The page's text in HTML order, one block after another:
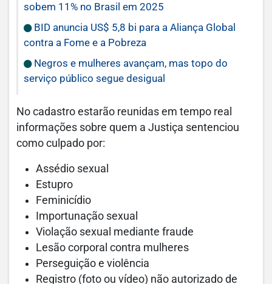
sobem 11% no Brasil em 2025
BID anuncia US$ 5,8 bi para a Aliança Global
contra a Fome e a Pobreza
Negros e mulheres avançam, mas topo do
serviço público segue desigual
No cadastro estarão reunidas em tempo real
informações sobre quem a Justiça sentenciou
como culpado por:
Assédio sexual
Estupro
Feminicídio
Importunação sexual
Violação sexual mediante fraude
Lesão corporal contra mulheres
Perseguição e violência
Registro (foto ou vídeo) não autorizado de